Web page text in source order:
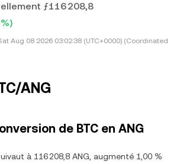
ƒ116 208,8
Aug 08 2026 03:02:38 (UTC+0000) (Coordinated
ANG
de BTC en ANG
à 116 208,8 ANG, augmenté 1,00 %